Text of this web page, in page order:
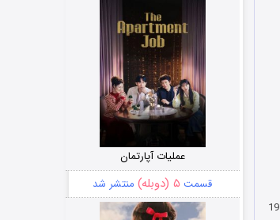
در مستند جو: آخرین پادشاه کوئینزلند Joh: Last King of Queensland 2025 نخست‌وزیر، جو بیلکه پیترسن، به مدت 19
عملیات آپارتمان
قسمت ۵ (دوبله) منتشر شد